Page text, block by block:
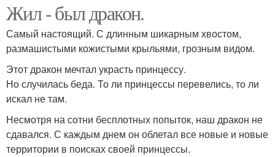
Жил - был дракон.
Самый настоящий. С длинным шикарным хвостом,
размашистыми кожистыми крыльями, грозным видом.
Этот дракон мечтал украсть принцессу.
Но случилась беда. То ли принцессы перевелись, то ли
искал не там.
Несмотря на сотни бесплотных попыток, наш дракон не
сдавался. С каждым днем он облетал все новые и новые
территории в поисках своей принцессы.